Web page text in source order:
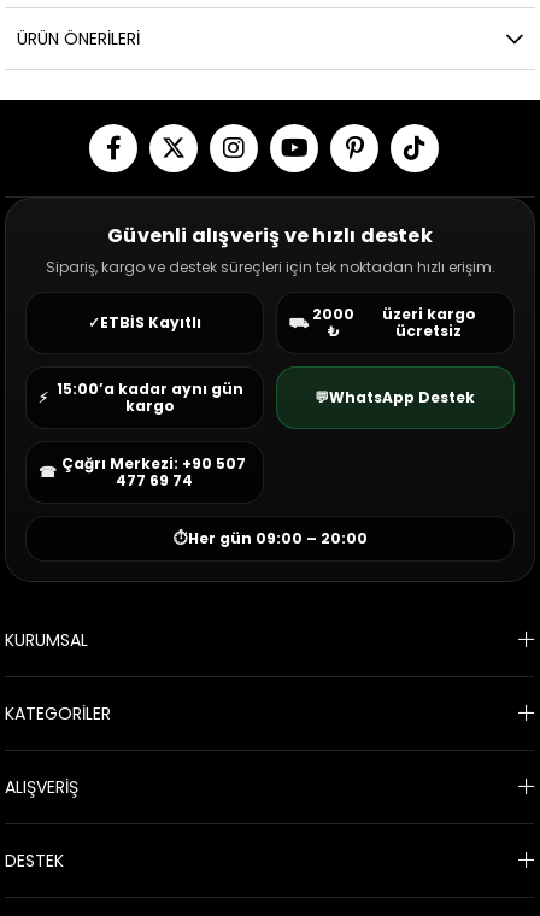
ÜRÜN ÖNERILERI
Güvenli alışveriş ve hızlı destek
Sipariş, kargo ve destek süreçleri için tek noktadan hızlı erişim.
✓ETBİS Kayıtlı ⛟2000
₺
üzeri kargo
ücretsiz
⚡ 15:00’a kadar aynı gün
kargo
💬WhatsApp Destek
☎ Çağrı Merkezi: +90 507
477 69 74
⏱Her gün 09:00 – 20:00
KURUMSAL
KATEGORİLER
ALIŞVERİŞ
DESTEK